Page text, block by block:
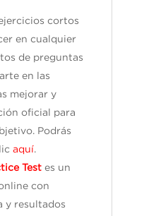
cortos
en cualquier
de preguntas
en las
mejorar y
oficial para
Podrás
aquí.
Test es un
con
y resultados